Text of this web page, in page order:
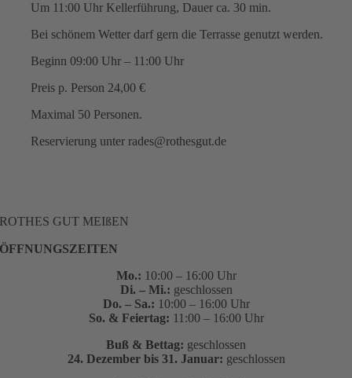
Um 11:00 Uhr Kellerführung, Dauer ca. 30 min.
Bei schönem Wetter darf gern die Terrasse genutzt werden.
Beginn 09:00 Uhr – 11:00 Uhr
Preis p. Person 24,00 €
Maximal 50 Personen.
Reservierung unter rades@rothesgut.de
ROTHES GUT MEIßEN
ÖFFNUNGSZEITEN
Mo.: 10:00 – 16:00 Uhr
Di. – Mi.: geschlossen
Do. – Sa.: 10:00 – 16:00 Uhr
So. & Feiertag: 11:00 – 16:00 Uhr
Buß & Bettag: geschlossen
24. Dezember bis 31. Januar: geschlossen